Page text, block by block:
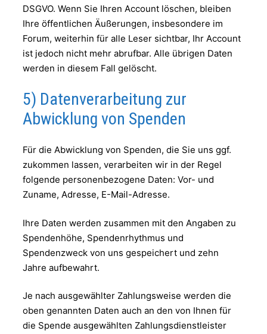
DSGVO. Wenn Sie Ihren Account löschen, bleiben
Ihre öffentlichen Äußerungen, insbesondere im
Forum, weiterhin für alle Leser sichtbar, Ihr Account
ist jedoch nicht mehr abrufbar. Alle übrigen Daten
werden in diesem Fall gelöscht.
5) Datenverarbeitung zur
Abwicklung von Spenden
Für die Abwicklung von Spenden, die Sie uns ggf.
zukommen lassen, verarbeiten wir in der Regel
folgende personenbezogene Daten: Vor- und
Zuname, Adresse, E-Mail-Adresse.
Ihre Daten werden zusammen mit den Angaben zu
Spendenhöhe, Spendenrhythmus und
Spendenzweck von uns gespeichert und zehn
Jahre aufbewahrt.
Je nach ausgewählter Zahlungsweise werden die
oben genannten Daten auch an den von Ihnen für
die Spende ausgewählten Zahlungsdienstleister